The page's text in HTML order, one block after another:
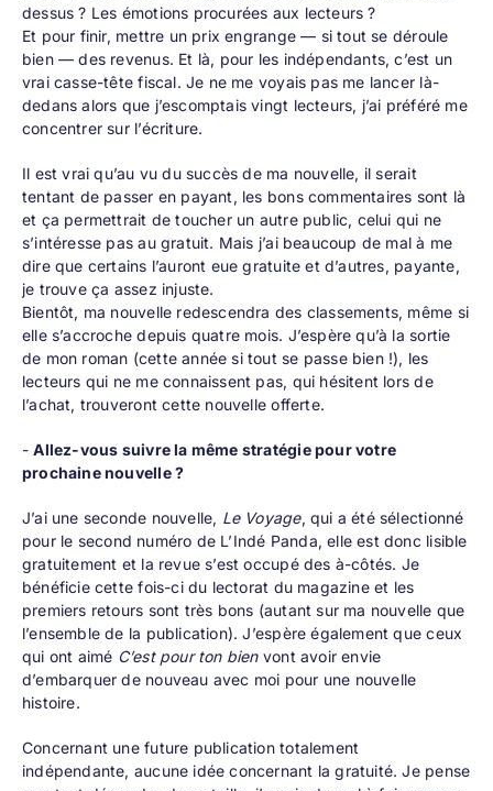
dessus ? Les émotions procurées aux lecteurs ?
Et pour finir, mettre un prix engrange — si tout se déroule
bien — des revenus. Et là, pour les indépendants, c’est un
vrai casse-tête fiscal. Je ne me voyais pas me lancer là-
dedans alors que j’escomptais vingt lecteurs, j’ai préféré me
concentrer sur l’écriture.
Il est vrai qu’au vu du succès de ma nouvelle, il serait
tentant de passer en payant, les bons commentaires sont là
et ça permettrait de toucher un autre public, celui qui ne
s’intéresse pas au gratuit. Mais j’ai beaucoup de mal à me
dire que certains l’auront eue gratuite et d’autres, payante,
je trouve ça assez injuste.
Bientôt, ma nouvelle redescendra des classements, même si
elle s’accroche depuis quatre mois. J’espère qu’à la sortie
de mon roman (cette année si tout se passe bien !), les
lecteurs qui ne me connaissent pas, qui hésitent lors de
l’achat, trouveront cette nouvelle offerte.
-Allez-vous suivre la même stratégie pour votre
prochaine nouvelle ?
J’ai une seconde nouvelle, Le Voyage, qui a été sélectionné
pour le second numéro de L’Indé Panda, elle est donc lisible
gratuitement et la revue s’est occupé des à-côtés. Je
bénéficie cette fois-ci du lectorat du magazine et les
premiers retours sont très bons (autant sur ma nouvelle que
l’ensemble de la publication). J’espère également que ceux
qui ont aimé C’est pour ton bienvont avoir envie
d’embarquer de nouveau avec moi pour une nouvelle
histoire.
Concernant une future publication totalement
indépendante, aucune idée concernant la gratuité. Je pense